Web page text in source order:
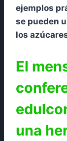
ejemplos
se pueden
los
El
una